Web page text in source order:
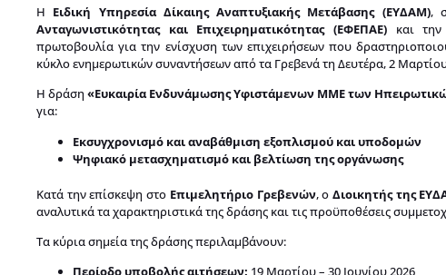
Η Ειδική Υπηρεσία Δίκαιης Αναπτυξιακής Μετάβασης (ΕΥΔΑΜ),
Ανταγωνιστικότητας και Επιχειρηματικότητας (ΕΦΕΠΑΕ) και την
πρωτοβουλία για την ενίσχυση των επιχειρήσεων που
κύκλο ενημερωτικών συναντήσεων από τα Γρεβενά τη Δευτέρα, 2
Η δράση «Ευκαιρία Ενδυνάμωσης Υφιστάμενων ΜΜΕ των
για:
Εκσυγχρονισμό και αναβάθμιση εξοπλισμού και υποδομών
Ψηφιακό μετασχηματισμό και βελτίωση της οργάνωσης
Κατά την επίσκεψη στο Επιμελητήριο Γρεβενών, ο Διοικητής της
αναλυτικά τα χαρακτηριστικά της δράσης και τις προϋποθέσεις
Τα κύρια σημεία της δράσης περιλαμβάνουν: